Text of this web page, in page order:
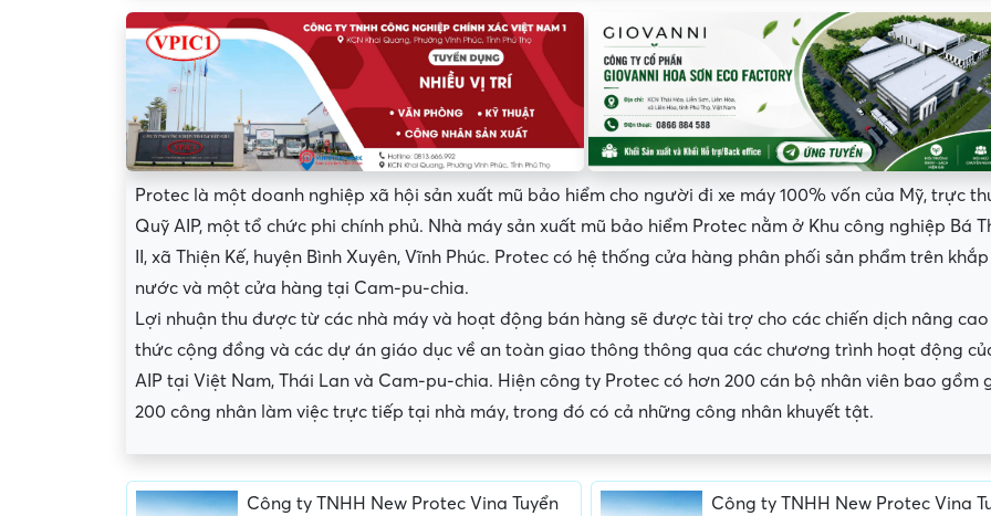
Protec là một doanh nghiệp xã hội sản xuất mũ bảo hiểm cho người đi xe máy 100% vốn của Mỹ, trực
Quỹ AIP, một tổ chức phi chính phủ. Nhà máy sản xuất mũ bảo hiểm Protec nằm ở Khu công nghiệp Bá
II, xã Thiện Kế, huyện Bình Xuyên, Vĩnh Phúc. Protec có hệ thống cửa hàng phân phối sản phẩm trên
nước và một cửa hàng tại Cam-pu-chia.
Lợi nhuận thu được từ các nhà máy và hoạt động bán hàng sẽ được tài trợ cho các chiến dịch nâng
thức cộng đồng và các dự án giáo dục về an toàn giao thông thông qua các chương trình hoạt động
AIP tại Việt Nam, Thái Lan và Cam-pu-chia. Hiện công ty Protec có hơn 200 cán bộ nhân viên bao gồm
200 công nhân làm việc trực tiếp tại nhà máy, trong đó có cả những công nhân khuyết tật.
Công ty TNHH New Protec Vina Tuyển
Công ty TNHH New Protec Vina